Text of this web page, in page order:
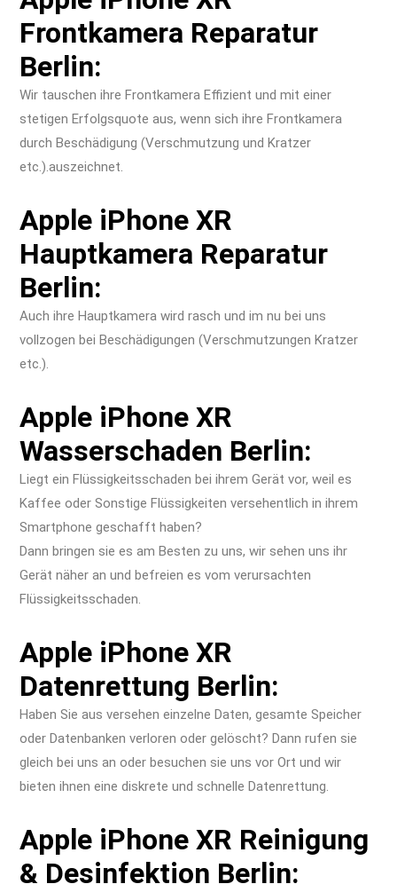
Frontkamera Reparatur
Berlin:
Wir tauschen ihre Frontkamera Effizient und mit einer
stetigen Erfolgsquote aus, wenn sich ihre Frontkamera
durch Beschädigung (Verschmutzung und Kratzer
etc.).auszeichnet.
Apple iPhone XR
Hauptkamera Reparatur
Berlin:
Auch ihre Hauptkamera wird rasch und im nu bei uns
vollzogen bei Beschädigungen (Verschmutzungen Kratzer
etc.).
Apple iPhone XR
Wasserschaden Berlin:
Liegt ein Flüssigkeitsschaden bei ihrem Gerät vor, weil es
Kaffee oder Sonstige Flüssigkeiten versehentlich in ihrem
Smartphone geschafft haben?
Dann bringen sie es am Besten zu uns, wir sehen uns ihr
Gerät näher an und befreien es vom verursachten
Flüssigkeitsschaden.
Apple iPhone XR
Datenrettung Berlin:
Haben Sie aus versehen einzelne Daten, gesamte Speicher
oder Datenbanken verloren oder gelöscht? Dann rufen sie
gleich bei uns an oder besuchen sie uns vor Ort und wir
bieten ihnen eine diskrete und schnelle Datenrettung.
Apple iPhone XR Reinigung
& Desinfektion Berlin: